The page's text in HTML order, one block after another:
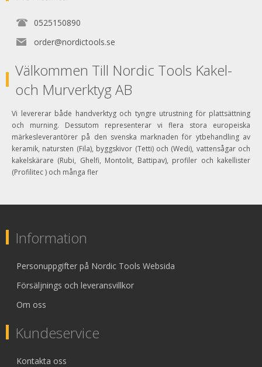
0525150890
order@nordictools.se
Välkommen Till Nordic Tools Kakel-
och Murverktyg AB
Vi levererar både handverktyg och tyngre utrustning för plattsättning
och murning. Dessutom representerar vi flera stora europeiska
märkesleverantörer på den svenska marknaden för ytbehandling av
keramik, natursten (Fila), byggskivor (Tetti) och (Wedi), vattensågar och
kakelskärare (Rubi, Ghelfi, Montolit, Battipav), profiler och kakellister
(Profilitec ) och många fler
Information
Personuppgifter på Nordic Tools Websida
Försäljnings och leveransvillkor
Om oss
Kundeservice
Kontakta oss